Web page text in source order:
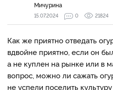
Мичурина
15.07.2024 0 21824
Как же приятно отведать
вдвойне приятно, если он
а не куплен на рынке или в
вопрос, можно ли сажать
не успели поселить